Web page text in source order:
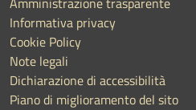
Informativa privacy
Cookie Policy
Note legali
Dichiarazione di accessibilità
Piano di miglioramento del sito